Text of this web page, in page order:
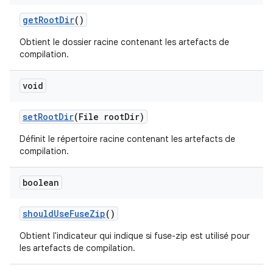
getRootDir()
Obtient le dossier racine contenant les artefacts de
compilation.
void
setRootDir(File rootDir)
Définit le répertoire racine contenant les artefacts de
compilation.
boolean
shouldUseFuseZip()
Obtient l'indicateur qui indique si fuse-zip est utilisé pour
les artefacts de compilation.